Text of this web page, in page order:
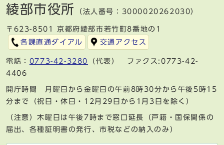
綾部市役所 （法人番号：3000020262030）
〒623-8501 京都府綾部市若竹町8番地の1
各課直通ダイアル
交通アクセス
電話： 0773-42-3280
（代表） ファクス:0773-42-
4406
開庁時間 月曜日から金曜日の午前8時30分から午後5時15
分まで（祝日・休日・12月29日から1月3日を除く）
（注意）木曜日は午後7時まで窓口延長（戸籍・国保関係の
届出、各種証明書の発行、市税などの納入のみ）